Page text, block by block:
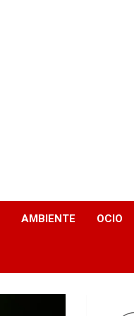
AMBIENTE OCIO